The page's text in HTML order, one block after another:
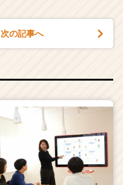
次の記事へ